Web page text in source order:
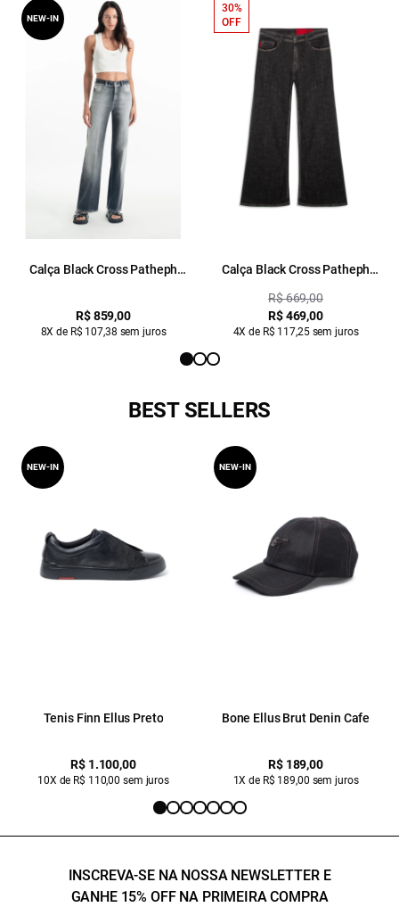
Calça Black Cross Patheph
R$ 859,00
8X de R$ 107,38 sem juros
NEW-IN
Calça Black Cross Patheph
R$ 669,00
R$ 469,00
4X de R$ 117,25 sem juros
30%
OFF
BEST SELLERS
Tenis Finn Ellus Preto
R$ 1.100,00
10X de R$ 110,00 sem juros
NEW-IN
Bone Ellus Brut Denin Cafe
R$ 189,00
1X de R$ 189,00 sem juros
NEW-IN
INSCREVA-SE NA NOSSA NEWSLETTER E
GANHE 15% OFF NA PRIMEIRA COMPRA